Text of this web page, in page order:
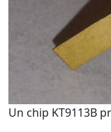
Un chip KT9113B